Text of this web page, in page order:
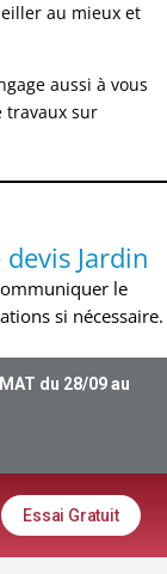
au mieux et
aussi à vous
travaux sur
Jardin
le
si nécessaire.